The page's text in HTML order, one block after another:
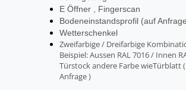
E Öffner , Fingerscan
Bodeneinstandsprofil (auf
Wetterschenkel
Zweifarbige / Dreifarbige
Beispiel: Aussen RAL 7016 / Innen
Türstock andere Farbe wieTürblatt
Anfrage )